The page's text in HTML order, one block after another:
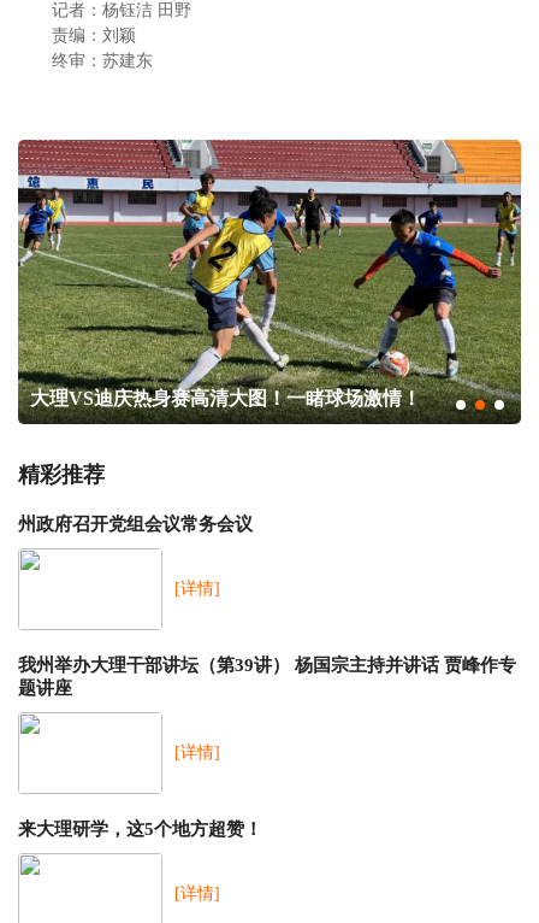
记者：杨钰洁 田野
责编：刘颖
终审：苏建东
理VS迪庆热身赛高清大图！一睹球场激情！ 谁
精彩推荐
州政府召开党组会议常务会议
[详情]
我州举办大理干部讲坛（第39讲） 杨国宗主持并讲话 贾峰作专
题讲座
[详情]
来大理研学，这5个地方超赞！
[详情]